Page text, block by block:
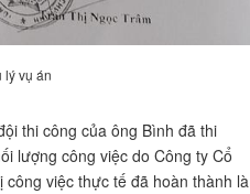
lý vụ án
thi công của ông Bình đã thi
lượng công việc do Công ty Cổ
việc thực tế đã hoàn thành là